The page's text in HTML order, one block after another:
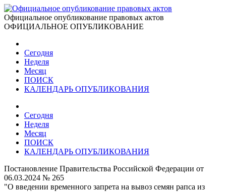
Официальное опубликование правовых актов
ОФИЦИАЛЬНОЕ ОПУБЛИКОВАНИЕ
Сегодня
Неделя
Месяц
ПОИСК
КАЛЕНДАРЬ ОПУБЛИКОВАНИЯ
Сегодня
Неделя
Месяц
ПОИСК
КАЛЕНДАРЬ ОПУБЛИКОВАНИЯ
Постановление Правительства Российской Федерации от
06.03.2024 № 265
"О введении временного запрета на вывоз семян рапса из